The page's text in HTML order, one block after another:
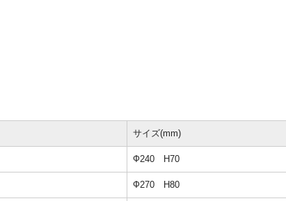
サイズ(mm)
Ф240 H70
Ф270 H80